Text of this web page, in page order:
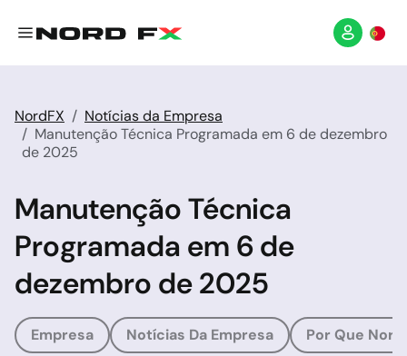
NordFX
Notícias da Empresa
Manutenção Técnica Programada em 6 de dezembro
de 2025
Manutenção Técnica
Programada em 6 de
dezembro de 2025
Empresa Notícias Da Empresa Por Que